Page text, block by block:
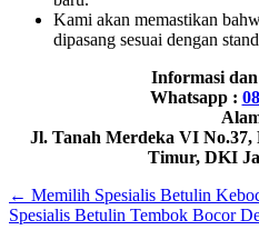
Kami akan memastikan
dipasang sesuai dengan
Informasi dan
Whatsapp :
Jl. Tanah Merdeka VI
Timur, DKI
← Memilih Spesialis Betulin
Spesialis Betulin Tembok Bocor